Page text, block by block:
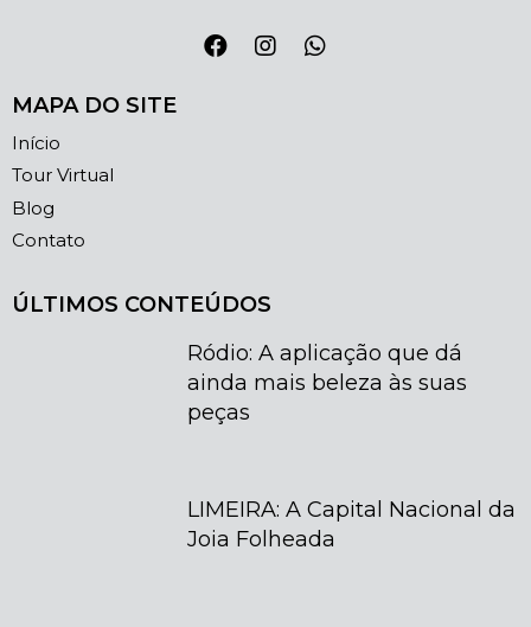
MAPA DO SITE
Início
Tour Virtual
Blog
Contato
ÚLTIMOS CONTEÚDOS
Ródio: A aplicação que dá
ainda mais beleza às suas
peças
LIMEIRA: A Capital Nacional da
Joia Folheada